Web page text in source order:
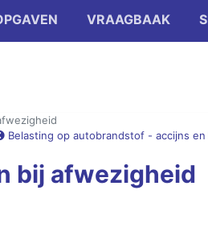
VRAAGBAAK
Belasting op autobrandstof - accijns en
bij afwezigheid